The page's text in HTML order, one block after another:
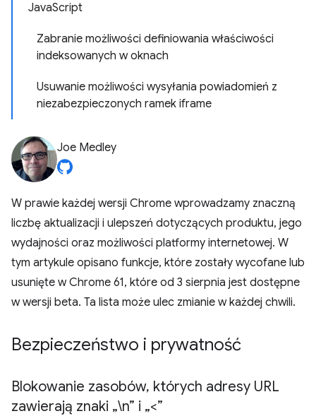
JavaScript
Zabranie możliwości definiowania właściwości
indeksowanych w oknach
Usuwanie możliwości wysyłania powiadomień z
niezabezpieczonych ramek iframe
Joe Medley
W prawie każdej wersji Chrome wprowadzamy znaczną
liczbę aktualizacji i ulepszeń dotyczących produktu, jego
wydajności oraz możliwości platformy internetowej. W
tym artykule opisano funkcje, które zostały wycofane lub
usunięte w Chrome 61, które od 3 sierpnia jest dostępne
w wersji beta. Ta lista może ulec zmianie w każdej chwili.
Bezpieczeństwo i prywatność
Blokowanie zasobów, których adresy URL
zawierają znaki „\n” i „<”